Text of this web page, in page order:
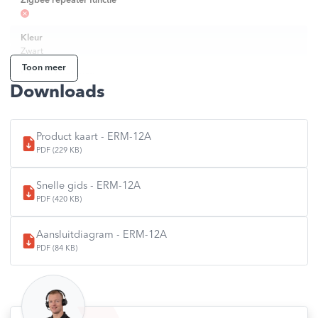
Kleur
Zwart
Opbouw
Maximale belasting
Spanning
230V
2823022
5904665764954
Merk
ENGO
Toon meer
Downloads
Product kaart - ERM-12A
PDF (229 KB)
Snelle gids - ERM-12A
PDF (420 KB)
Aansluitdiagram - ERM-12A
PDF (84 KB)